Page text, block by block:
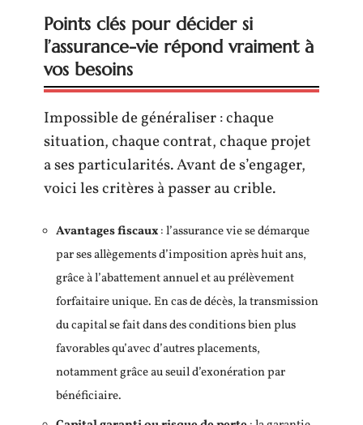
Points clés pour décider si
l’assurance-vie répond vraiment à
vos besoins
Impossible de généraliser : chaque
situation, chaque contrat, chaque projet
a ses particularités. Avant de s’engager,
voici les critères à passer au crible.
Avantages fiscaux: l’assurance vie se démarque
par ses allègements d’imposition après huit ans,
grâce à l’abattement annuel et au prélèvement
forfaitaire unique. En cas de décès, la transmission
du capital se fait dans des conditions bien plus
favorables qu’avec d’autres placements,
notamment grâce au seuil d’exonération par
bénéficiaire.